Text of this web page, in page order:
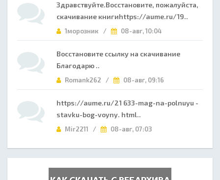
Здравствуйте.Восстановите, пожалуйста,
скачивание книгиhttps://aume.ru/19..
1морозник / 08-авг, 10:04
Восстановите ссылку на скачивание
Благодарю ..
Romank262 / 08-авг, 09:16
https://aume.ru/21 633-mag-na-polnuyu -
stavku-bog-voyny. html..
Mir2211 / 08-авг, 07:03